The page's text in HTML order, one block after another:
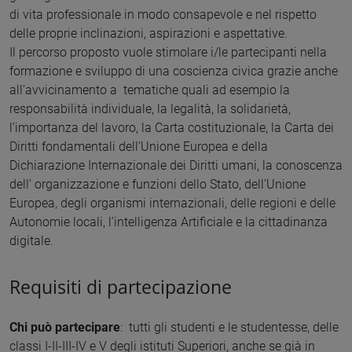
di vita professionale in modo consapevole e nel rispetto
delle proprie inclinazioni, aspirazioni e aspettative.
Il percorso proposto vuole stimolare i/le partecipanti nella
formazione e sviluppo di una coscienza civica grazie anche
all’avvicinamento a tematiche quali ad esempio la
responsabilità individuale, la legalità, la solidarietà,
l’importanza del lavoro, la Carta costituzionale, la Carta dei
Diritti fondamentali dell’Unione Europea e della
Dichiarazione Internazionale dei Diritti umani, la conoscenza
dell’ organizzazione e funzioni dello Stato, dell’Unione
Europea, degli organismi internazionali, delle regioni e delle
Autonomie locali, l’intelligenza Artificiale e la cittadinanza
digitale.
Requisiti di partecipazione
Chi può partecipare: tutti gli studenti e le studentesse, delle
classi I-II-III-IV e V degli istituti Superiori, anche se già in